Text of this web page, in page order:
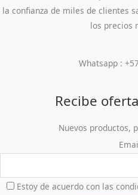
la confianza de miles de clientes
los precios
Whatsapp :
Recibe
Nuevos productos,
Estoy de acuerdo con las